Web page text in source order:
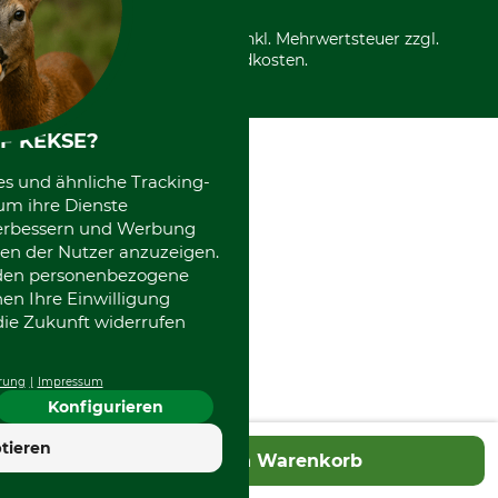
In den Warenkorb
Entsorgung und Umwelt
Datenschutz Print
Community
International
Kooperationen
Alle Preise in Euro und inkl. Mehrwertsteuer zzgl.
Versandkosten.
KEKSE?
und ähnliche Tracking-
ihre Dienste
und Werbung
der Nutzer anzuzeigen.
personenbezogene
Ihre Einwilligung
Zukunft widerrufen
Impressum
Konfigurieren